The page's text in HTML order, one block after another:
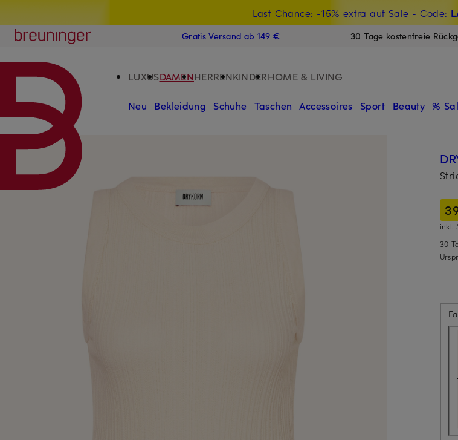
Last Chance: -15% extra auf Sale - Code:
15€-Willkommensgutschein mit Beyond
Breuninger
Gratis Versand ab 149 € 30 Tage kostenfreie
LUXUSDAMENHERRENKINDERHOME & LIVING
Neu Bekleidung Schuhe Taschen Accessoires Sport Beauty %
inkl.
30-